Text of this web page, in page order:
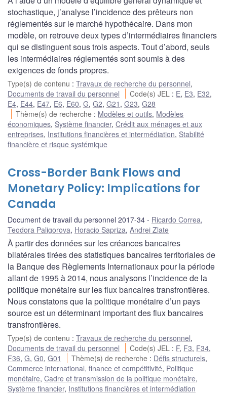
stochastique, j’analyse l’incidence des prêteurs non
réglementés sur le marché hypothécaire. Dans mon
modèle, on retrouve deux types d’intermédiaires financiers
qui se distinguent sous trois aspects. Tout d’abord, seuls
les intermédiaires réglementés sont soumis à des
exigences de fonds propres.
Type(s) de contenu : Travaux de recherche du personnel,
Documents de travail du personnel
Code(s) JEL : E, E3, E32,
E4, E44, E47, E6, E60, G, G2, G21 , G23, G28
Thème(s) de recherche : Modèles et outils, Modèles
économiques, Système financier, Crédit aux ménages et aux
entreprises, Institutions financières et intermédiation, Stabilité
financière et risque systémique
Cross-Border Bank Flows and
Monetary Policy: Implications for
Canada
Document de travail du personnel 2017-34 Ricardo Correa,
Teodora Paligorova, Horacio Sapriza, Andrei Zlate
À partir des données sur les créances bancaires
bilatérales tirées des statistiques bancaires territoriales de
la Banque des Règlements Internationaux pour la période
allant de 1995 à 2014, nous analysons l’incidence de la
politique monétaire sur les flux bancaires transfrontières.
Nous constatons que la politique monétaire d’un pays
source est un déterminant important des flux bancaires
transfrontières.
Type(s) de contenu : Travaux de recherche du personnel,
Documents de travail du personnel
Code(s) JEL : F, F3, F34,
F36, G, G0, G01 Thème(s) de recherche : Défis structurels,
Commerce international, finance et compétitivité, Politique
monétaire, Cadre et transmission de la politique monétaire,
Système financier, Institutions financières et intermédiation